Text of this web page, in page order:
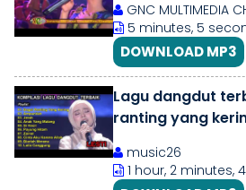
GNC MULTIMEDIA
5 minutes, 5
DOWNLOAD MP3
Lagu dangdut
ranting yang
music26
1 hour, 2 minutes,